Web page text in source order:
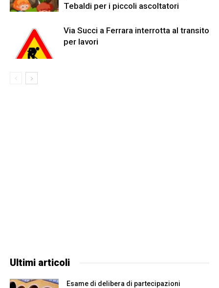
Tebaldi per i piccoli ascoltatori
Via Succi a Ferrara interrotta al transito
per lavori
Ultimi articoli
Esame di delibera di partecipazioni